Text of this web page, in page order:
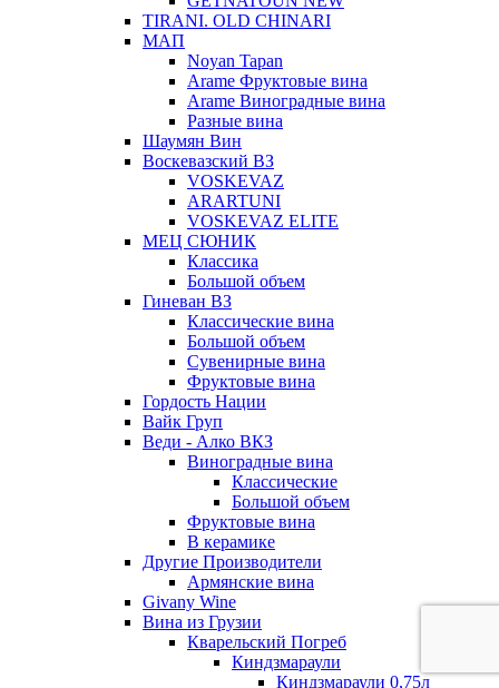
TIRANI. OLD CHINARI
МАП
Noyan Tapan
Arame Фруктовые вина
Arame Виноградные вина
Разные вина
Шаумян Вин
Воскевазский ВЗ
VOSKEVAZ
ARARTUNI
VOSKEVAZ ELITE
МЕЦ СЮНИК
Классика
Большой объем
Гиневан ВЗ
Классические вина
Большой объем
Сувенирные вина
Фруктовые вина
Гордость Нации
Вайк Груп
Веди - Алко ВКЗ
Виноградные вина
Классические
Большой объем
Фруктовые вина
В керамике
Другие Производители
Армянские вина
Givany Wine
Вина из Грузии
Кварельский Погреб
Киндзмараули
Киндзмараули 0,75л